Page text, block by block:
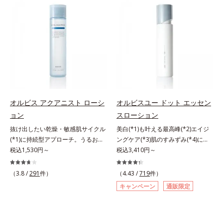
来AHA(*2)が古い角質をやわらかく
イックフィット成分(*3)がほぐれた
角層の汚れを素早くなじませ、コッ
C(*5)や高浸透セラミド(*6)配合で肌
の水分量アップ。洗顔後の肌に使う
らずのまっさら肌へ。メイクのり
(*7)もよくなります。さわやかさ広
がるシトラスハーバルの香り。*1
乾燥による*2 クエン酸配合＝角層
柔軟成分*3 イソペンチルジオール
配合＝保湿成分*4 ツボクサ葉エキ
ス配合＝保湿成分*5 パルミチン酸
アスコルビルリン酸3Na配合＝保湿
振って混ぜると、美容成分がくずれ
ピタッと密着。くずれ防止成分が
でメイクをくずさずガードします。
さらに保湿成分配合でうるおい感が
続き、エアコンなどによる乾燥も防
ぎます。*1 トリメチルシロキシケ
イ酸、ジメチコン配合＝汗や水、皮
脂をはじき、メイクくずれを防ぐ成
分*2 オリーブ葉エキス、ゴレンシ
葉エキス、加水分解ヒアルロン酸、
異性化糖配合＝保湿成分【ご使用方
法】2層タイプなので、必ず容器を
よく振ってからお使いください。メ
イクの仕上げに、顔から20cm程度
離し、目と口を閉じて、顔全体に適
量吹きかけてください。（5～6プッ
オルビス アクアニスト ローシ
ョン
抜け出したい乾燥・敏感肌サイクル
(*1)に持続型アプローチ。うるおい
を追求した敏感肌用保湿スキンケア
(*2)。うるおいを逃し、刺激を受け
やすい角層の“乾燥敏感スランプ
税込1,530円～
（3.8 /291件）
オルビスユー ドット エッセン
スローション
美白(*1)も叶える最高峰(*2)エイジ
ングケア(*3)肌のすみずみ(*4)にし
みわたるうるおい充満ローション。
ハリも透明感(*5)も結果主義。年齢
サイン(*6)の因子に着目した肌科学
エイジングケア(*3)シリーズ。オル
ビスユー ドットシリーズは、年齢
税込3,410円～
（4.43 /719件）
キャンペーン
通販限定